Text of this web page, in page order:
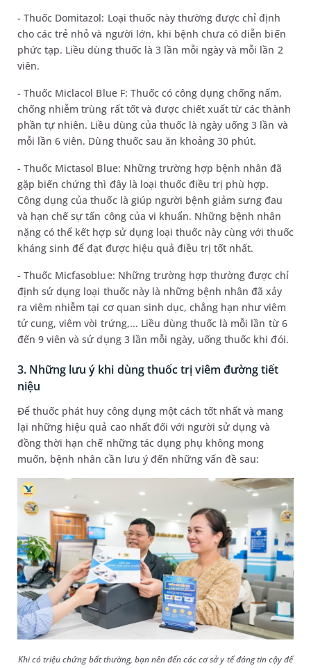
- Thuốc Domitazol: Loại thuốc này thường được chỉ định
cho các trẻ nhỏ và người lớn, khi bệnh chưa có diễn biến
phức tạp. Liều dùng thuốc là 3 lần mỗi ngày và mỗi lần 2
viên.
- Thuốc Miclacol Blue F: Thuốc có công dụng chống nấm,
chống nhiễm trùng rất tốt và được chiết xuất từ các thành
phần tự nhiên. Liều dùng của thuốc là ngày uống 3 lần và
mỗi lần 6 viên. Dùng thuốc sau ăn khoảng 30 phút.
- Thuốc Mictasol Blue: Những trường hợp bệnh nhân đã
gặp biến chứng thì đây là loại thuốc điều trị phù hợp.
Công dụng của thuốc là giúp người bệnh giảm sưng đau
và hạn chế sự tấn công của vi khuẩn. Những bệnh nhân
nặng có thể kết hợp sử dụng loại thuốc này cùng với thuốc
kháng sinh để đạt được hiệu quả điều trị tốt nhất.
- Thuốc Micfasoblue: Những trường hợp thường được chỉ
định sử dụng loại thuốc này là những bệnh nhân đã xảy
ra viêm nhiễm tại cơ quan sinh dục, chẳng hạn như viêm
tử cung, viêm vòi trứng,... Liều dùng thuốc là mỗi lần từ 6
đến 9 viên và sử dụng 3 lần mỗi ngày, uống thuốc khi đói.
3. Những lưu ý khi dùng thuốc trị viêm đường tiết
niệu
Để thuốc phát huy công dụng một cách tốt nhất và mang
lại những hiệu quả cao nhất đối với người sử dụng và
đồng thời hạn chế những tác dụng phụ không mong
muốn, bệnh nhân cần lưu ý đến những vấn đề sau:
Khi có triệu chứng bất thường, bạn nên đến các cơ sở y tế đáng tin cậy để